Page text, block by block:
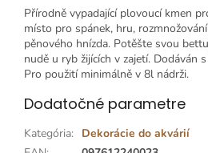
Přírodně vypadající plovoucí kmen
místo pro spánek, hru,
pěnového hnízda. Potěšte svou
nudě u ryb žijících v zajetí. Dodáván
Pro použití minimálně v 8l nádrži.
Dodatočné parametre
Kategória: Dekorácie do akvárií